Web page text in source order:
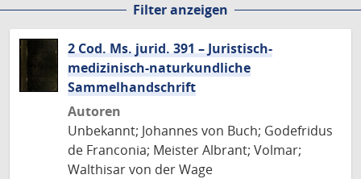
Filter anzeigen
2 Cod. Ms. jurid. 391 – Juristisch-
medizinisch-naturkundliche
Sammelhandschrift
Autoren
Unbekannt; Johannes von Buch; Godefridus
de Franconia; Meister Albrant; Volmar;
Walthisar von der Wage